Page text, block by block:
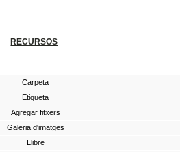
RECURSOS
Carpeta
Etiqueta
Agregar fitxers
Galeria d'imatges
Llibre